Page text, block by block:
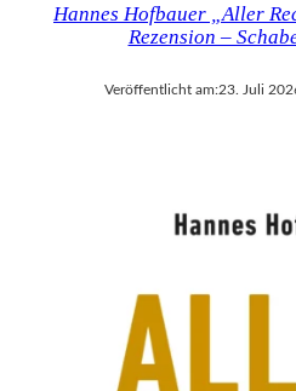
Hannes Hofbauer „Aller
Rezension –
Veröffentlicht am:23. Juli